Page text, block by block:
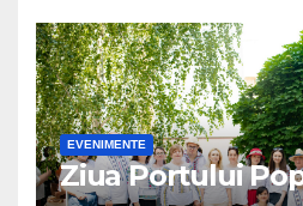
EVENIMENTE
Ziua Portului